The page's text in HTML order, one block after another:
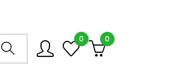
Arama mağazası
0 0